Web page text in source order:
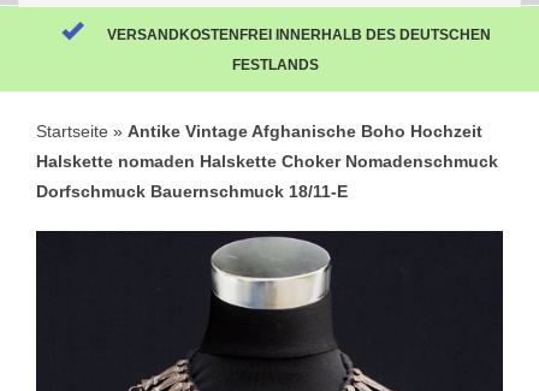
KOSTENLOSE RÜCKSENDUNG
Halskette nomaden Halskette Choker Nomadenschmuck
Dorfschmuck Bauernschmuck 18/11-E